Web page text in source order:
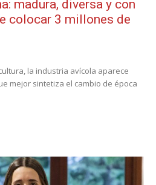
madura, diversa y con
colocar 3 millones de
la industria avícola aparece
mejor sintetiza el cambio de época